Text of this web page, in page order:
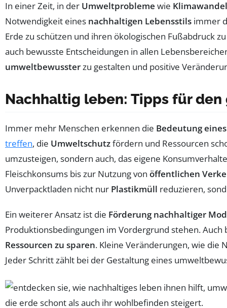
In einer Zeit, in der Umweltprobleme wie Klimawandel
Notwendigkeit eines nachhaltigen Lebensstils immer
Erde zu schützen und ihren ökologischen Fußabdruck
auch bewusste Entscheidungen in allen
umweltbewussterzu gestalten und positive
Nachhaltig leben: Tipps für
Immer mehr Menschen erkennen die Bedeutung
treffen, die Umweltschutzfördern und Ressourcen
umzusteigen, sondern auch, das eigene
Fleischkonsums bis zur Nutzung von öffentlichen
Unverpacktladen nicht nur Plastikmüll reduzieren,
Ein weiterer Ansatz ist die Förderung nachhaltiger
Produktionsbedingungen im Vordergrund stehen.
Ressourcen zu sparen. Kleine Veränderungen, wie die
Jeder Schritt zählt bei der Gestaltung eines